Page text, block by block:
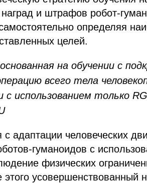
и штрафов робот-
определяя
целей.
на обучении с
всего тела
с использованием только
адаптации человеческих
гуманоидов с
физических
усовершенствованный